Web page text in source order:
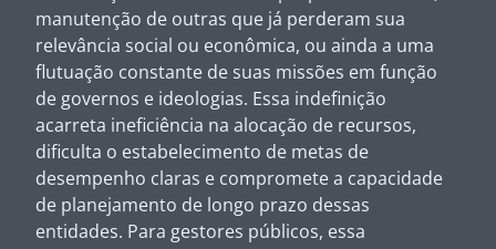
manutenção de outras que já perderam sua
relevância social ou econômica, ou ainda a uma
flutuação constante de suas missões em função
de governos e ideologias. Essa indefinição
acarreta ineficiência na alocação de recursos,
dificulta o estabelecimento de metas de
desempenho claras e compromete a capacidade
de planejamento de longo prazo dessas
entidades. Para gestores públicos, essa